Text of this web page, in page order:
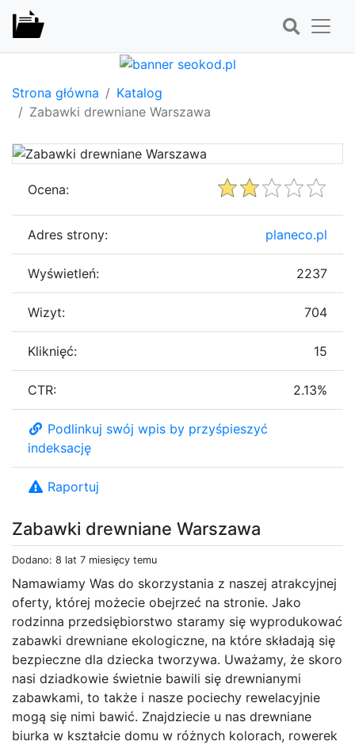
Strona główna
Katalog
Zabawki drewniane Warszawa
Zabawki drewniane Warszawa
Dodano: 8 lat 7 miesięcy temu
Namawiamy Was do skorzystania z naszej atrakcyjnej
oferty, której możecie obejrzeć na stronie. Jako
rodzinna przedsiębiorstwo staramy się wyprodukować
zabawki drewniane ekologiczne, na które składają się
bezpieczne dla dziecka tworzywa. Uważamy, że skoro
nasi dziadkowie świetnie bawili się drewnianymi
zabawkami, to także i nasze pociechy rewelacyjnie
mogą się nimi bawić. Znajdziecie u nas drewniane
biurka w kształcie domu w różnych kolorach, rowerek
Ocena:
Adres strony: planeco.pl
Wyświetleń: 2237
Wizyt: 704
Kliknięć: 15
CTR: 2.13%
Podlinkuj swój wpis by przyśpieszyć
indeksację
Raportuj